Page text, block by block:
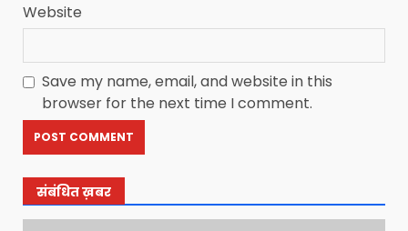
Website
Save my name, email, and website in this
browser for the next time I comment.
संबंधित ख़बर